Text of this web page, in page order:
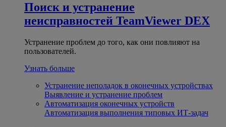
Поиск и устранение
неисправностей TeamViewer DEX
Устранение проблем до того, как они повлияют на
пользователей.
Узнать больше
Устранение неполадок в оконечных устройствах
Выявление и устранение проблем
Автоматизация оконечных устройств
Автоматизация выполнения типовых ИТ-задач